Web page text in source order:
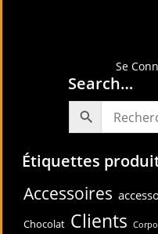
Se
Search…
Étiquettes
Accessoires
Chocolat Clients